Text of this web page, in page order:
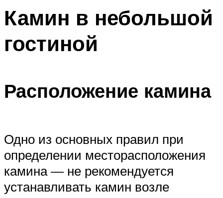
Камин в небольшой
гостиной
Расположение камина
Одно из основных правил при
определении месторасположения
камина — не рекомендуется
устанавливать камин возле